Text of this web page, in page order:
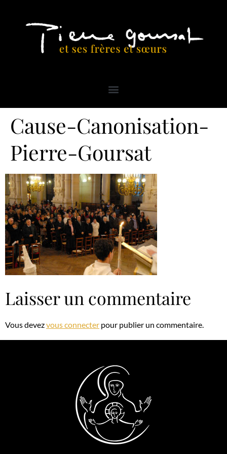
Cause-Canonisation-
Pierre-Goursat
Laisser un commentaire
Vous devezvous connecter pour publier un commentaire.